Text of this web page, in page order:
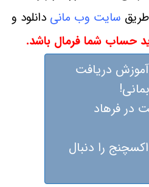
سایت وب مانیدانلود و
حساب شما فرمال باشد.
دریافت
در فرهاد
را دنبال